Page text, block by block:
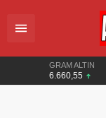
GRAM ALTIN
6.660,55